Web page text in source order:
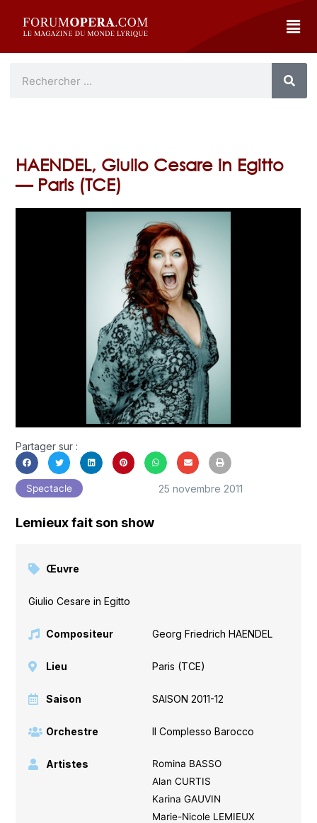
HAENDEL, Giulio Cesare in Egitto
— Paris (TCE)
Partager sur :
Spectacle 25 novembre 2011
Lemieux fait son show
Œuvre
Giulio Cesare in Egitto
Compositeur Georg Friedrich HAENDEL
Lieu Paris (TCE)
Saison SAISON 2011-12
Orchestre Il Complesso Barocco
Artistes
Romina BASSO
Alan CURTIS
Karina GAUVIN
Marie-Nicole LEMIEUX